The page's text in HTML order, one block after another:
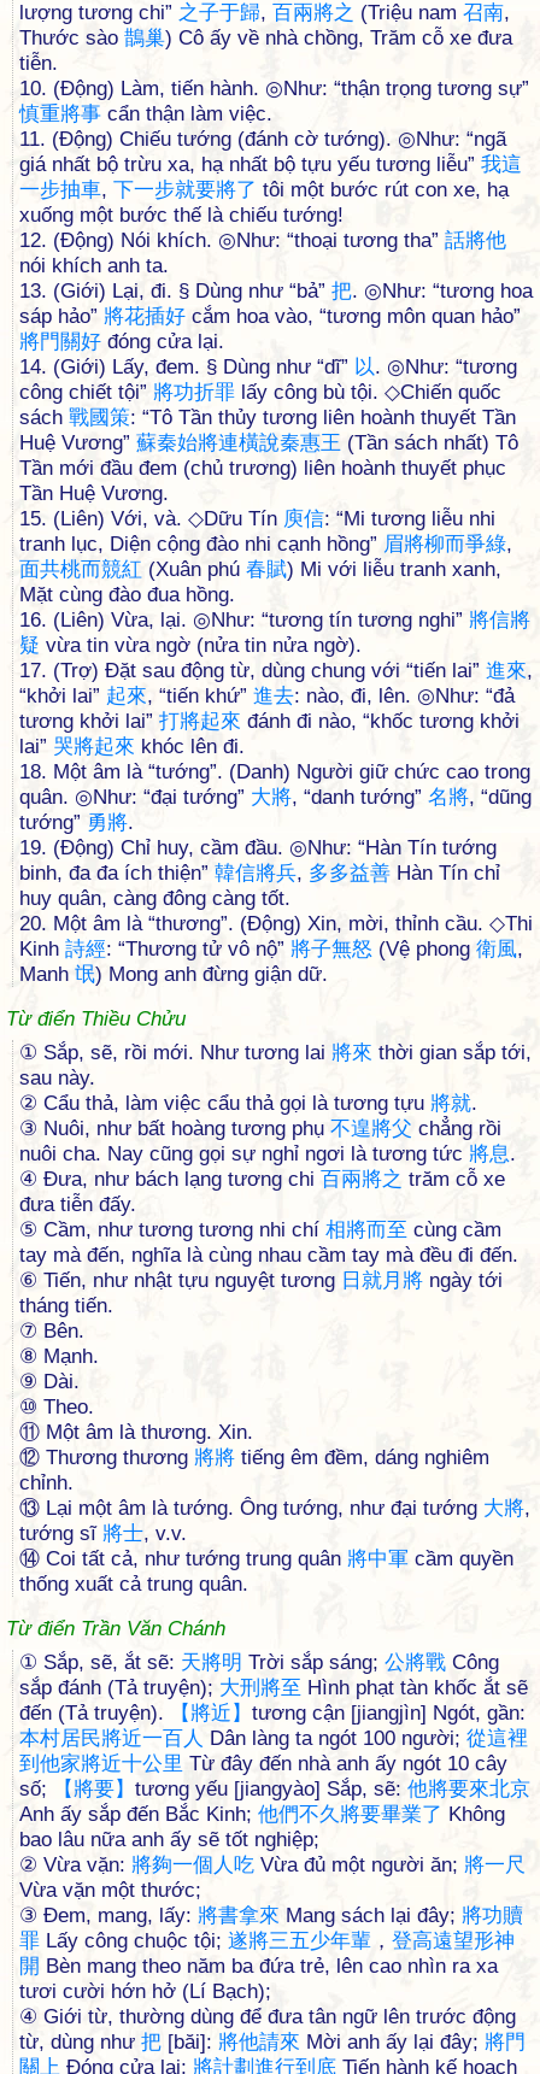
lượng tương chi” 之子于歸, 百兩將之 (Triệu nam 召南,
Thước sào 鵲巢) Cô ấy về nhà chồng, Trăm cỗ xe đưa
tiễn.
10. (Động) Làm, tiến hành. ◎Như: “thận trọng tương sự”
慎重將事 cẩn thận làm việc.
11. (Động) Chiếu tướng (đánh cờ tướng). ◎Như: “ngã
giá nhất bộ trừu xa, hạ nhất bộ tựu yếu tương liễu” 我這
一步抽車, 下一步就要將了 tôi một bước rút con xe, hạ
xuống một bước thế là chiếu tướng!
12. (Động) Nói khích. ◎Như: “thoại tương tha” 話將他
nói khích anh ta.
13. (Giới) Lại, đi. § Dùng như “bả” 把. ◎Như: “tương hoa
sáp hảo” 將花插好 cắm hoa vào, “tương môn quan hảo”
將門關好 đóng cửa lại.
14. (Giới) Lấy, đem. § Dùng như “dĩ” 以. ◎Như: “tương
công chiết tội” 將功折罪 lấy công bù tội. ◇Chiến quốc
sách 戰國策: “Tô Tần thủy tương liên hoành thuyết Tần
Huệ Vương” 蘇秦始將連橫說秦惠王 (Tần sách nhất) Tô
Tần mới đầu đem (chủ trương) liên hoành thuyết phục
Tần Huệ Vương.
15. (Liên) Với, và. ◇Dữu Tín 庾信: “Mi tương liễu nhi
tranh lục, Diện cộng đào nhi cạnh hồng” 眉將柳而爭綠,
面共桃而競紅 (Xuân phú 春賦) Mi với liễu tranh xanh,
Mặt cùng đào đua hồng.
16. (Liên) Vừa, lại. ◎Như: “tương tín tương nghi” 將信將
疑 vừa tin vừa ngờ (nửa tin nửa ngờ).
17. (Trợ) Đặt sau động từ, dùng chung với “tiến lai” 進來,
“khởi lai” 起來, “tiến khứ” 進去: nào, đi, lên. ◎Như: “đả
tương khởi lai” 打將起來 đánh đi nào, “khốc tương khởi
lai” 哭將起來 khóc lên đi.
18. Một âm là “tướng”. (Danh) Người giữ chức cao trong
quân. ◎Như: “đại tướng” 大將, “danh tướng” 名將, “dũng
tướng” 勇將.
19. (Động) Chỉ huy, cầm đầu. ◎Như: “Hàn Tín tướng
binh, đa đa ích thiện” 韓信將兵, 多多益善 Hàn Tín chỉ
huy quân, càng đông càng tốt.
20. Một âm là “thương”. (Động) Xin, mời, thỉnh cầu. ◇Thi
Kinh 詩經: “Thương tử vô nộ” 將子無怒 (Vệ phong 衛風,
Manh 氓) Mong anh đừng giận dữ.
Từ điển Thiều Chửu
① Sắp, sẽ, rồi mới. Như tương lai 將來 thời gian sắp tới,
sau này.
② Cẩu thả, làm việc cẩu thả gọi là tương tựu 將就.
③ Nuôi, như bất hoàng tương phụ 不遑將父 chẳng rồi
nuôi cha. Nay cũng gọi sự nghỉ ngơi là tương tức 將息.
④ Ðưa, như bách lạng tương chi 百兩將之 trăm cỗ xe
đưa tiễn đấy.
⑤ Cầm, như tương tương nhi chí 相將而至 cùng cầm
tay mà đến, nghĩa là cùng nhau cầm tay mà đều đi đến.
⑥ Tiến, như nhật tựu nguyệt tương 日 就月 將 ngày tới
tháng tiến.
⑦ Bên.
⑧ Mạnh.
⑨ Dài.
⑩ Theo.
⑪ Một âm là thương. Xin.
⑫ Thương thương 將將 tiếng êm đềm, dáng nghiêm
chỉnh.
⑬ Lại một âm là tướng. Ông tướng, như đại tướng 大將,
tướng sĩ 將士, v.v.
⑭ Coi tất cả, như tướng trung quân 將中軍 cầm quyền
thống xuất cả trung quân.
Từ điển Trần Văn Chánh
① Sắp, sẽ, ắt sẽ: 天將明 Trời sắp sáng; 公將戰 Công
sắp đánh (Tả truyện); 大刑 將至 Hình phạt tàn khốc ắt sẽ
đến (Tả truyện).
【 將近 】 tương cận [jiangjìn] Ngót, gần:
本村居民將近一百人 Dân làng ta ngót 100 người; 從這裡
到 他家將近十公里 Từ đây đến nhà anh ấy ngót 10 cây
số;
【 將要】 tương yếu [jiangyào] Sắp, sẽ: 他將要來北京
Anh ấy sắp đến Bắc Kinh; 他們不久將要畢業了 Không
bao lâu nữa anh ấy sẽ tốt nghiệp;
② Vừa vặn: 將夠一個 人吃 Vừa đủ một người ăn; 將一尺
Vừa vặn một thước;
③ Đem, mang, lấy: 將書拿來 Mang sách lại đây; 將功贖
罪 Lấy công chuộc tội; 遂將三五少年輩 ， 登高遠望形神
開 Bèn mang theo năm ba đứa trẻ, lên cao nhìn ra xa
tươi cười hớn hở (Lí Bạch);
④ Giới từ, thường dùng để đưa tân ngữ lên trước động
từ, dùng như 把 [băi]: 將他請來 Mời anh ấy lại đây; 將門
關上 Đóng cửa lại; 將計劃 進行到 底 Tiến hành kế hoạch